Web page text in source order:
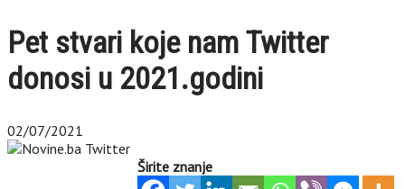
Pet stvari koje nam Twitter
donosi u 2021.godini
02/07/2021
Širite znanje